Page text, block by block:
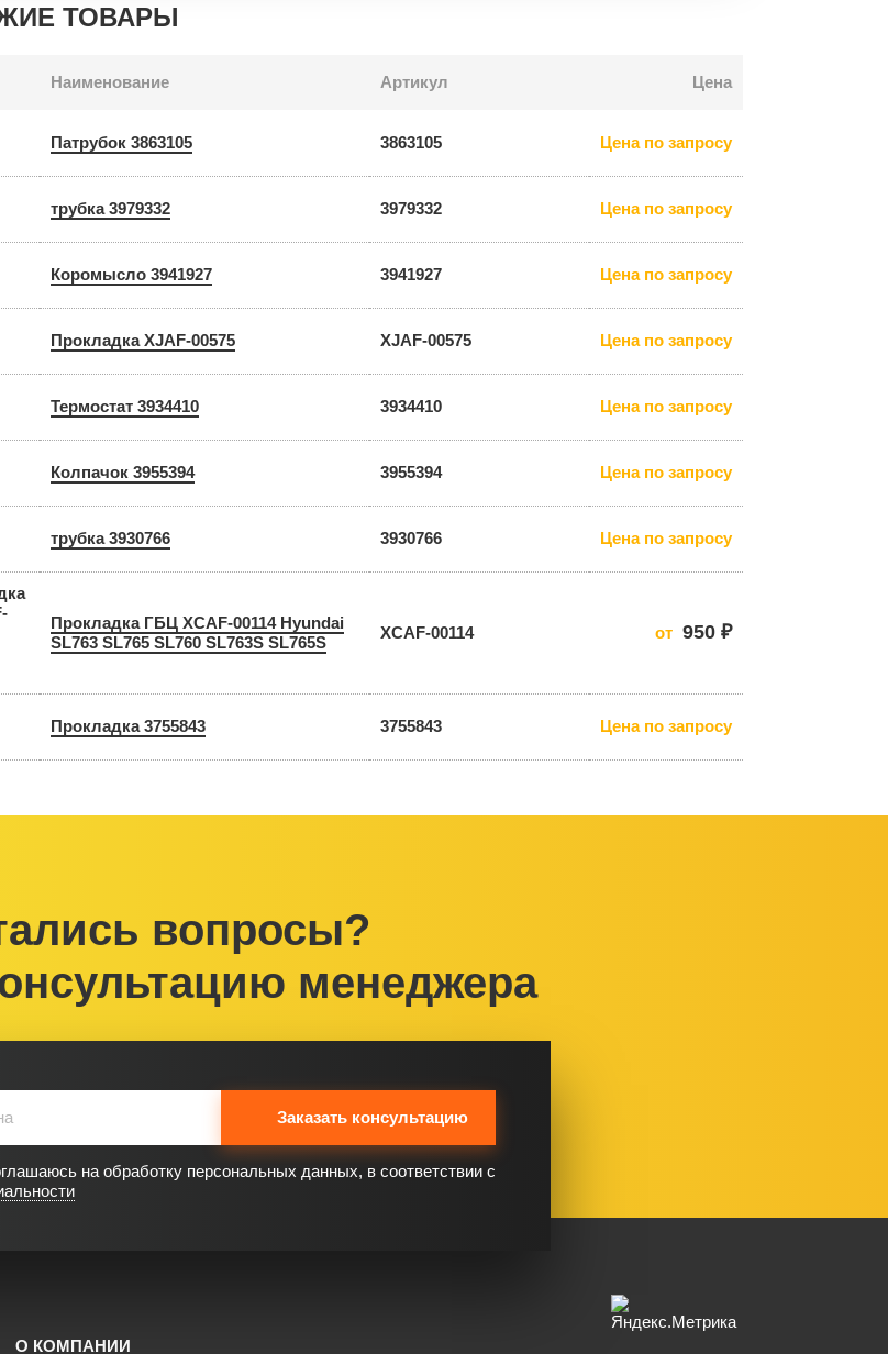
ТОВАРЫ
Наименование Артикул Цена
Патрубок 3863105 3863105 Цена по запросу
трубка 3979332 3979332 Цена по запросу
Коромысло 3941927 3941927 Цена по запросу
Прокладка XJAF-00575 XJAF-00575 Цена по запросу
Термостат 3934410 3934410 Цена по запросу
Колпачок 3955394 3955394 Цена по запросу
трубка 3930766 3930766 Цена по запросу
Прокладка ГБЦ XCAF-00114 Hyundai
SL763 SL765 SL760 SL763S SL765S
XCAF-00114 от 950 ₽
Прокладка 3755843 3755843 Цена по запросу
вопросы?
менеджера
Заказать консультацию
на обработку персональных данных, в соответствии с
О КОМПАНИИ